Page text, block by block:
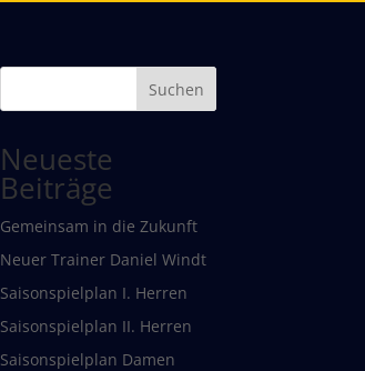
Suchen
Neueste
Beiträge
Gemeinsam in die Zukunft
Neuer Trainer Daniel Windt
Saisonspielplan I. Herren
Saisonspielplan II. Herren
Saisonspielplan Damen